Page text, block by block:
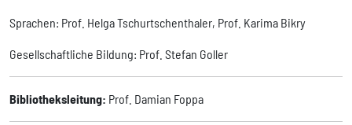
Sprachen: Prof. Helga Tschurtschenthaler, Prof. Karima Bikry
Gesellschaftliche Bildung: Prof. Stefan Goller
Bibliotheksleitung: Prof. Damian Foppa